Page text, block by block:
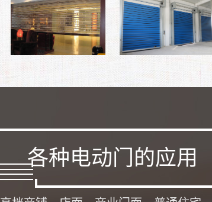
各种电动门的应用